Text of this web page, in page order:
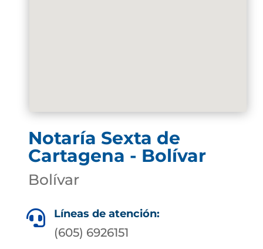
Notaría Sexta de
Cartagena - Bolívar
Bolívar
 Líneas de atención:
(605) 6926151